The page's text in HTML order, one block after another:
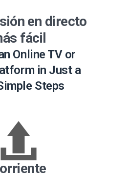
en directo
fácil
Online TV or
in Just a
Steps